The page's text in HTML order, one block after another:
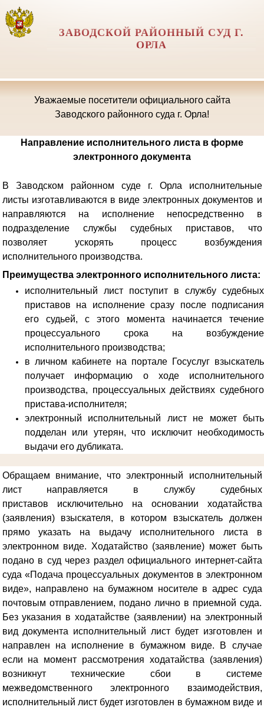
ЗАВОДСКОЙ РАЙОННЫЙ СУД Г.
ОРЛА
Уважаемые посетители официального сайта
Заводского районного суда г. Орла!
Направление исполнительного листа в форме
электронного документа
В Заводском районном суде г. Орла исполнительные
листы изготавливаются в виде электронных документов и
направляются на исполнение непосредственно в
подразделение службы судебных приставов, что
позволяет ускорять процесс возбуждения
исполнительного производства.
Преимущества электронного исполнительного листа:
исполнительный лист поступит в службу судебных
приставов на исполнение сразу после подписания
его судьей, с этого момента начинается течение
процессуального срока на возбуждение
исполнительного производства;
в личном кабинете на портале Госуслуг взыскатель
получает информацию о ходе исполнительного
производства, процессуальных действиях судебного
пристава-исполнителя;
электронный исполнительный лист не может быть
подделан или утерян, что исключит необходимость
выдачи его дубликата.
Обращаем внимание, что электронный исполнительный
лист направляется в службу судебных
приставов исключительно на основании ходатайства
(заявления) взыскателя, в котором взыскатель должен
прямо указать на выдачу исполнительного листа в
электронном виде. Ходатайство (заявление) может быть
подано в суд через раздел официального интернет-сайта
суда «Подача процессуальных документов в электронном
виде», направлено на бумажном носителе в адрес суда
почтовым отправлением, подано лично в приемной суда.
Без указания в ходатайстве (заявлении) на электронный
вид документа исполнительный лист будет изготовлен и
направлен на исполнение в бумажном виде. В случае
если на момент рассмотрения ходатайства (заявления)
возникнут технические сбои в системе
межведомственного электронного взаимодействия,
исполнительный лист будет изготовлен в бумажном виде и